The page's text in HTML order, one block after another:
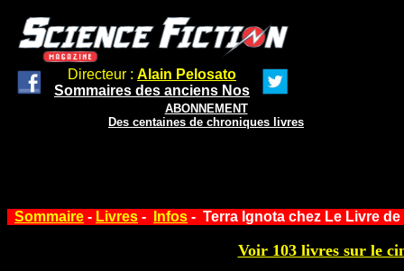
Directeur : Alain Pelosato
Sommaires des anciens Nos
ABONNEMENT
Des centaines de chroniques livres
Sommaire - Livres - Infos - Terra Ignota chez Le Livre de
Voir 103 livres sur le